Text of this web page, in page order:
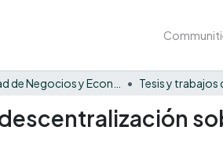
Tesis y trabajos